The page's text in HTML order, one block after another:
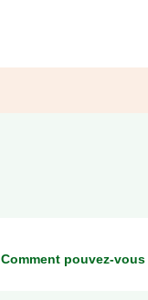
Comment pouvez-